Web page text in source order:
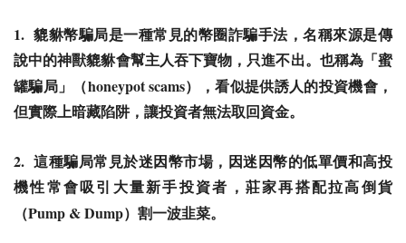
1.貔貅幣騙局是一種常見的幣圈詐騙手法，名稱來源是傳
說中的神獸貔貅會幫主人吞下寶物，只進不出。也稱為「蜜
罐騙局」（honeypot scams），看似提供誘人的投資機會，
但實際上暗藏陷阱，讓投資者無法取回資金。
2.這種騙局常見於迷因幣市場，因迷因幣的低單價和高投
機性常會吸引大量新手投資者，莊家再搭配拉高倒貨
（Pump & Dump）割一波韭菜。